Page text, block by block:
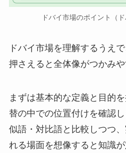
ドバイ市場のポイント（
ドバイ市場を理解するうえ
押さえると全体像がつかみや
まずは基本的な定義と目的
替の中での位置付けを確認
似語・対比語と比較しつつ
れる場面を想像すると知識が